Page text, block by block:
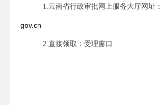
1. 云南省行政审批网上服务大厅网址：
gov.cn
2. 直接领取：受理窗口